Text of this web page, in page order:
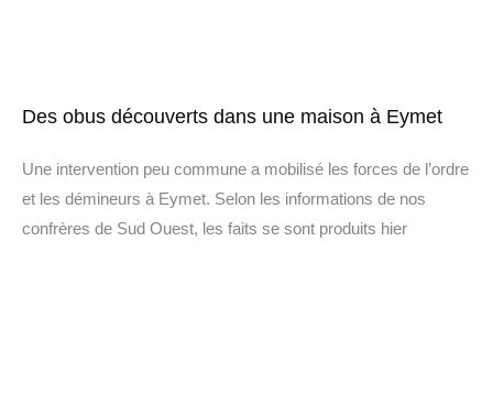
Des obus découverts dans une maison à Eymet
Une intervention peu commune a mobilisé les forces de l’ordre
et les démineurs à Eymet. Selon les informations de nos
confrères de Sud Ouest, les faits se sont produits hier